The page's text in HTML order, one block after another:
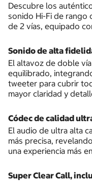
Descubre los
sonido Hi-Fi de rango
de 2 vías, equipado
Sonido de alta
El altavoz de doble
equilibrado,
tweeter para cubrir
mayor claridad y
Códec de calidad
El audio de ultra alta
más precisa,
una experiencia más
Super Clear Call,